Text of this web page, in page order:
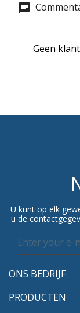
Geen
U kunt op elk
u de
ONS BEDRIJF
PRODUCTEN